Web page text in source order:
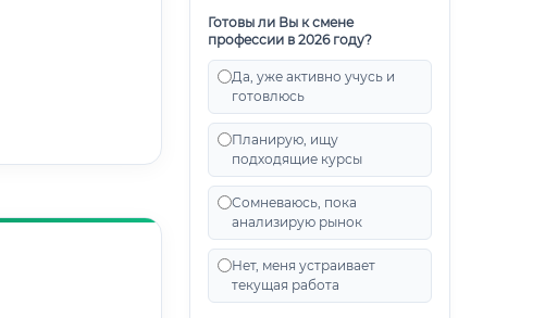
Готовы ли Вы к смене
профессии в 2026 году?
Да, уже активно учусь и
готовлюсь
Планирую, ищу
подходящие курсы
Сомневаюсь, пока
анализирую рынок
Нет, меня устраивает
текущая работа